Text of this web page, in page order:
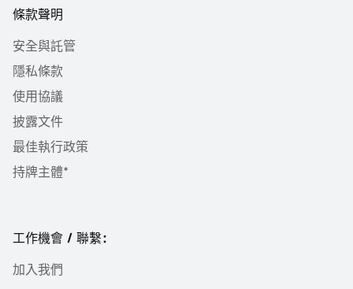
條款聲明
安全與託管
隱私條款
使用協議
披露文件
最佳執行政策
持牌主體*
工作機會 / 聯繫：
加入我們